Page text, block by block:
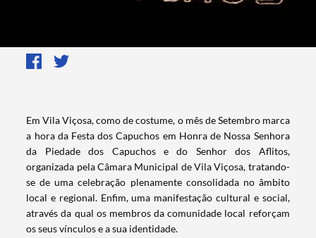
Em Vila Viçosa, como de costume, o mês de Setembro marca
a hora da Festa dos Capuchos em Honra de Nossa Senhora
da Piedade dos Capuchos e do Senhor dos Aflitos,
organizada pela Câmara Municipal de Vila Viçosa, tratando-
se de uma celebração plenamente consolidada no âmbito
local e regional. Enfim, uma manifestação cultural e social,
através da qual os membros da comunidade local reforçam
os seus vínculos e a sua identidade.